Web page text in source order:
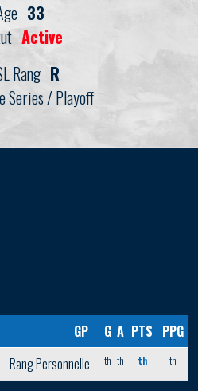
33
Active
Rang R
Series / Playoff
GP G A PTS PPG
Rang Personnelle th th th th